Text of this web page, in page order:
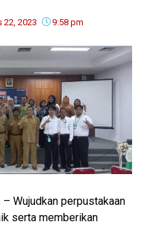
22, 2023 9:58 pm
– Wujudkan perpustakaan
serta memberikan